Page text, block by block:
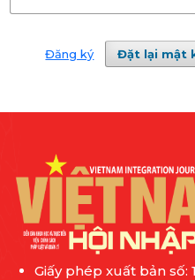
Đặt lại mật
Đăng ký
Giấy phép xuất bản số: